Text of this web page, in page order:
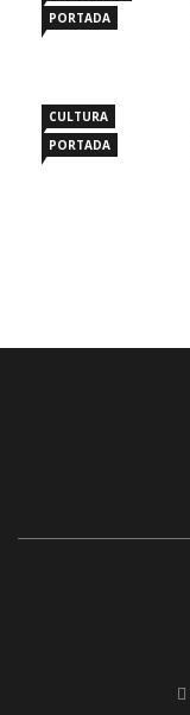
PORTADA
CULTURA
PORTADA